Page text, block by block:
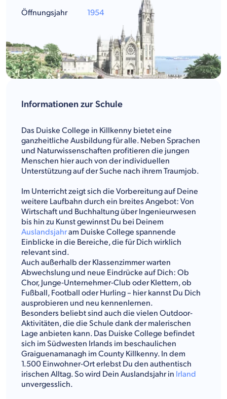
Informationen zur Schule
Das Duiske College in Killkenny bietet eine
ganzheitliche Ausbildung für alle. Neben Sprachen
und Naturwissenschaften profitieren die jungen
Menschen hier auch von der individuellen
Unterstützung auf der Suche nach ihrem Traumjob.
Im Unterricht zeigt sich die Vorbereitung auf Deine
weitere Laufbahn durch ein breites Angebot: Von
Wirtschaft und Buchhaltung über Ingenieurwesen
bis hin zu Kunst gewinnst Du bei Deinem
Auslandsjahram Duiske College spannende
Einblicke in die Bereiche, die für Dich wirklich
relevant sind.
Auch außerhalb der Klassenzimmer warten
Abwechslung und neue Eindrücke auf Dich: Ob
Chor, Junge-Unternehmer-Club oder Klettern, ob
Fußball, Football oder Hurling – hier kannst Du Dich
ausprobieren und neu kennenlernen.
Besonders beliebt sind auch die vielen Outdoor-
Aktivitäten, die die Schule dank der malerischen
Lage anbieten kann. Das Duiske College befindet
sich im Südwesten Irlands im beschaulichen
Graiguenamanagh im County Killkenny. In dem
1.500 Einwohner-Ort erlebst Du den authentisch
irischen Alltag. So wird Dein Auslandsjahr in Irland
unvergesslich.
Öffnungsjahr 1954